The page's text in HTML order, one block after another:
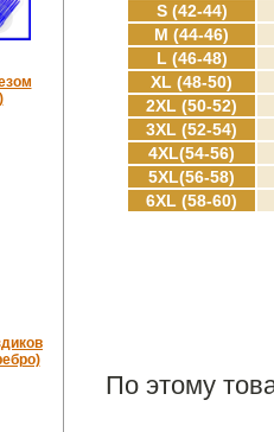
S (42-44)
M (44-46)
L (46-48)
XL (48-50)
2XL (50-52)
3XL (52-54)
4XL(54-56)
5XL(56-58)
6XL (58-60)
По этому